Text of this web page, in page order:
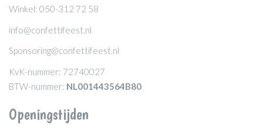
Winkel: 050-312 72 58
info@confettifeest.nl
Sponsoring@confettifeest.nl
KvK-nummer: 72740027
BTW-nummer: NL001443564B80
Openingstijden